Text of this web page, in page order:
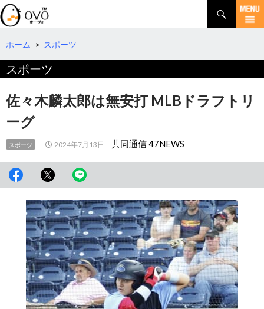
検
索
コ
テ
へ
ホーム > スポーツ
スポーツ
佐々木麟太郎は無安打 MLBドラフトリ
ーグ
スポーツ 2024年7月13日 共同通信 47NEWS